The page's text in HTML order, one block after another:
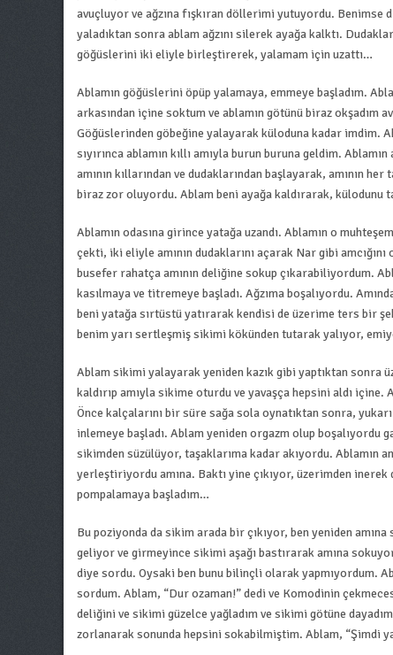
avuçluyor ve ağzına fışkıran döllerimi yutuyordu.
yaladıktan sonra ablam ağzını silerek ayağa kalktı.
göğüslerini iki eliyle birleştirerek, yalamam için uzattı…
Ablamın göğüslerini öpüp yalamaya, emmeye başladım.
arkasından içine soktum ve ablamın götünü biraz okşadım
Göğüslerinden göbeğine yalayarak küloduna kadar imdim.
sıyırınca ablamın kıllı amıyla burun buruna geldim.
amının kıllarından ve dudaklarından başlayarak, amının
biraz zor oluyordu. Ablam beni ayağa kaldırarak, külodunu
Ablamın odasına girince yatağa uzandı. Ablamın o
çekti, iki eliyle amının dudaklarını açarak Nar gibi
busefer rahatça amının deliğine sokup çıkarabiliyordum.
kasılmaya ve titremeye başladı. Ağzıma boşalıyordu.
beni yatağa sırtüstü yatırarak kendisi de üzerime ters bir
benim yarı sertleşmiş sikimi kökünden tutarak yalıyor,
Ablam sikimi yalayarak yeniden kazık gibi yaptıktan sonra
kaldırıp amıyla sikime oturdu ve yavaşça hepsini aldı içine.
Önce kalçalarını bir süre sağa sola oynatıktan sonra,
inlemeye başladı. Ablam yeniden orgazm olup boşalıyordu
sikimden süzülüyor, taşaklarıma kadar akıyordu. Ablamın
yerleştiriyordu amına. Baktı yine çıkıyor, üzerimden inerek
pompalamaya başladım…
Bu poziyonda da sikim arada bir çıkıyor, ben yeniden
geliyor ve girmeyince sikimi aşağı bastırarak amına
diye sordu. Oysaki ben bunu bilinçli olarak yapmıyordum.
sordum. Ablam, “Dur ozaman!” dedi ve Komodinin
deliğini ve sikimi güzelce yağladım ve sikimi götüne
zorlanarak sonunda hepsini sokabilmiştim. Ablam, “Şimdi